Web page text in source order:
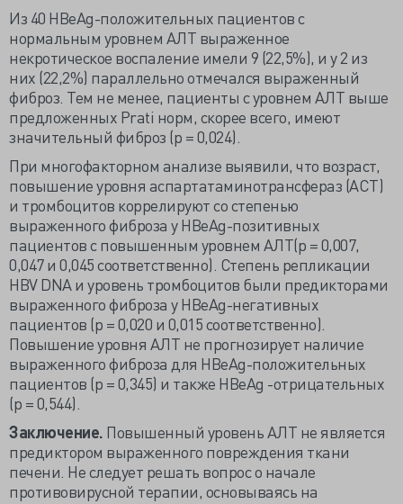
Из 40 HBeAg-положительных пациентов с
нормальным уровнем АЛТ выраженное
некротическое воспаление имели 9 (22,5%), и у 2 из
них (22,2%) параллельно отмечался выраженный
фиброз. Тем не менее, пациенты с уровнем АЛТ выше
предложенных Prati норм, скорее всего, имеют
значительный фиброз (р = 0,024).
При многофакторном анализе выявили, что возраст,
повышение уровня аспартатаминотрансфераз (АСТ)
и тромбоцитов коррелируют со степенью
выраженного фиброза у HBeAg-позитивных
пациентов с повышенным уровнем АЛТ(р = 0,007,
0,047 и 0,045 соответственно). Степень репликации
HBV DNA и уровень тромбоцитов были предикторами
выраженного фиброза у HBeAg-негативных
пациентов (р = 0,020 и 0,015 соответственно).
Повышение уровня АЛТ не прогнозирует наличие
выраженного фиброза для HBeAg-положительных
пациентов (р = 0,345) и также HBeAg -отрицательных
(р = 0,544).
Заключение. Повышенный уровень АЛТ не является
предиктором выраженного повреждения ткани
печени. Не следует решать вопрос о начале
противовирусной терапии, основываясь на